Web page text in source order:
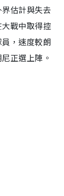
估計與失去
戰中取得控
，速度較朗
正選上陣。